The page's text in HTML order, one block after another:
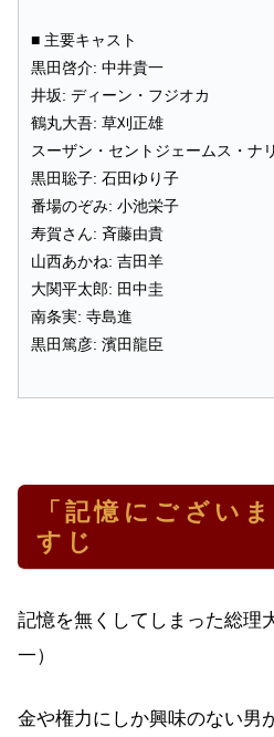
■ 主要キャスト
黒田啓介: 中井貴一
井坂: ディーン・フジオカ
鶴丸大吾: 草刈正雄
スーザン・セントジェームス・ナ
黒田聡子: 石田ゆり子
番場のぞみ: 小池栄子
寿賀さん: 斉藤由貴
山西あかね: 吉田羊
大関平太郎: 田中圭
南条実: 寺島進
黒田篤彦: 濱田龍臣
「記憶にござい
すじ
記憶を無くしてしまった総理
一）
金や権力にしか興味のない男